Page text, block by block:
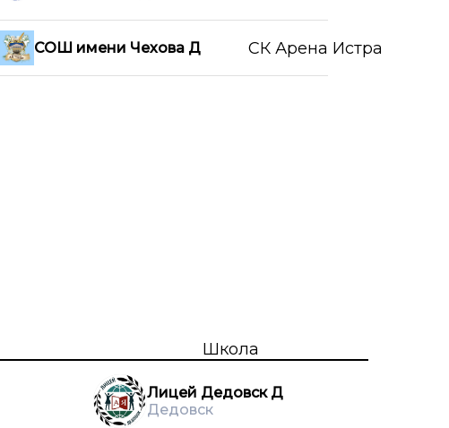
СОШ имени Чехова Д СК Арена Истра
Школа
Лицей Дедовск Д
Дедовск